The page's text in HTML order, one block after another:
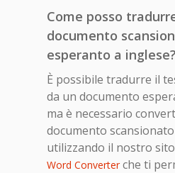
Come posso
documento
esperanto a inglese?
È possibile tradurre il
da un documento
ma è necessario
documento
utilizzando il nostro
Word Converterche ti